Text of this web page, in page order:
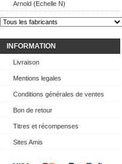
Arnold (Echelle N)
INFORMATION
Livraison
Mentions legales
Conditions générales de ventes
Bon de retour
Titres et récompenses
Sites Amis